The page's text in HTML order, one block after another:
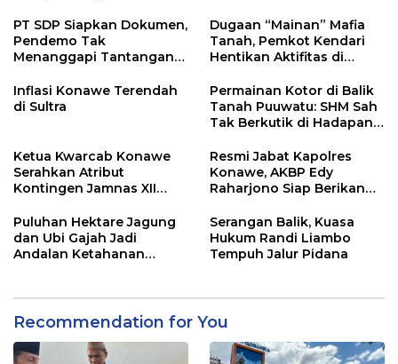
PT SDP Siapkan Dokumen,
Pendemo Tak
Menanggapi Tantangan
Dugaan “Mainan” Mafia
Tanah, Pemkot Kendari
Hentikan Aktifitas di
Inflasi Konawe Terendah
di Sultra
Permainan Kotor di Balik
Tanah Puuwatu: SHM Sah
Tak Berkutik di Hadapan
Ketua Kwarcab Konawe
Serahkan Atribut
Kontingen Jamnas XII
Resmi Jabat Kapolres
Konawe, AKBP Edy
Raharjono Siap Berikan
Puluhan Hektare Jagung
dan Ubi Gajah Jadi
Andalan Ketahanan
Serangan Balik, Kuasa
Hukum Randi Liambo
Tempuh Jalur Pidana
Recommendation for You